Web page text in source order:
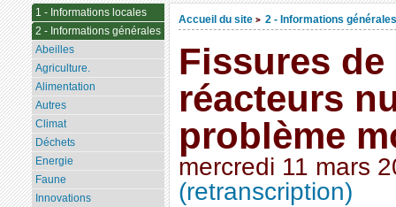
Accueil du site > 2 - Informations générales
Fissures de
réacteurs
problème
mercredi 11 mars
(retranscription)
1 - Informations locales
2 - Informations générales
Abeilles
Agriculture.
Alimentation
Autres
Climat
Déchets
Energie
Faune
Innovations